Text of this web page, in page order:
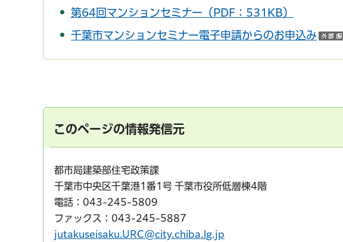
第64回マンションセミナー（PDF：531KB）
千葉市マンションセミナー電子申請からのお申込み
このページの情報発信元
都市局建築部住宅政策課
千葉市中央区千葉港1番1号 千葉市役所低層棟4階
電話：043-245-5809
ファックス：043-245-5887
jutakuseisaku.URC@city.chiba.lg.jp